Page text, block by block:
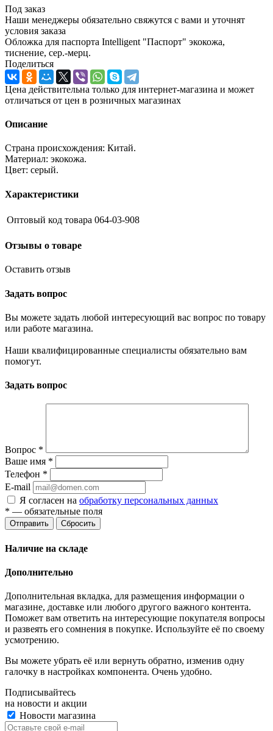
Под заказ
Наши менеджеры обязательно свяжутся с вами и уточнят
условия заказа
Обложка для паспорта Intelligent "Паспорт" экокожа,
тиснение, сер.-мерц.
Поделиться
Цена действительна только для интернет-магазина и может
отличаться от цен в розничных магазинах
Описание
Страна происхождения: Китай.
Материал: экокожа.
Цвет: серый.
Характеристики
Оптовый код товара 064-03-908
Отзывы о товаре
Оставить отзыв
Задать вопрос
Вы можете задать любой интересующий вас вопрос по товару
или работе магазина.
Наши квалифицированные специалисты обязательно вам
помогут.
Задать вопрос
Вопрос *
Ваше имя *
Телефон *
E-mail
Я согласен на обработку персональных данных
* — обязательные поля
Отправить Сбросить
Наличие на складе
Дополнительно
Дополнительная вкладка, для размещения информации о
магазине, доставке или любого другого важного контента.
Поможет вам ответить на интересующие покупателя вопросы
и развеять его сомнения в покупке. Используйте её по своему
усмотрению.
Вы можете убрать её или вернуть обратно, изменив одну
галочку в настройках компонента. Очень удобно.
Подписывайтесь
на новости и акции
Новости магазина